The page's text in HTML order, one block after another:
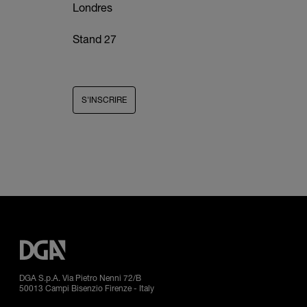
Londres
Stand 27
S'INSCRIRE
DGA S.p.A. Via Pietro Nenni 72/B
50013 Campi Bisenzio Firenze - Italy